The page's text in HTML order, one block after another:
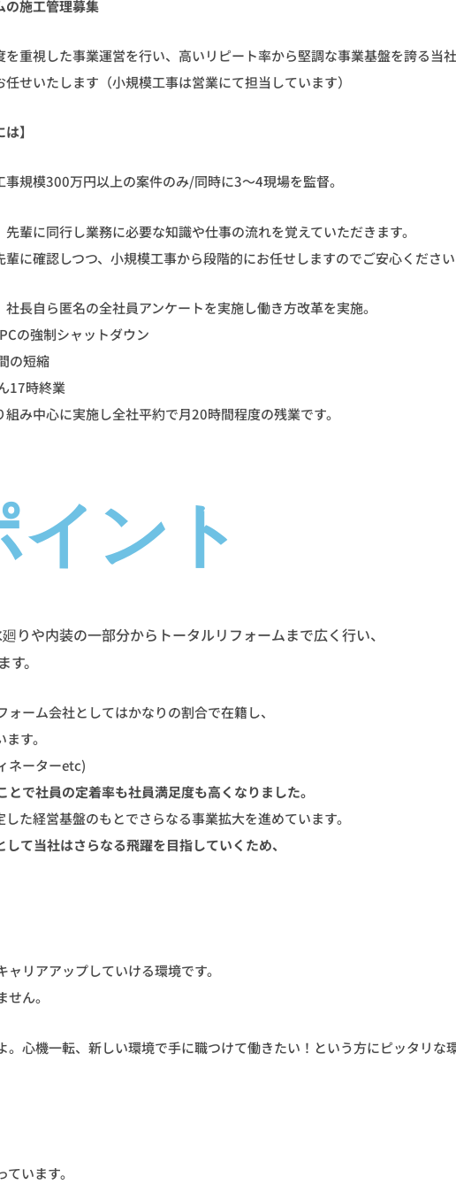
の施工管理募集
を重視した事業運営を行い、高いリピート率から堅調な事業基盤を誇る当
任せいたします（小規模工事は営業にて担当しています）
】
事規模300万円以上の案件のみ/同時に3～4現場を監督。
先輩に同行し業務に必要な知識や仕事の流れを覚えていただきます。
輩に確認しつつ、小規模工事から段階的にお任せしますのでご安心くださ
社長自ら匿名の全社員アンケートを実施し働き方改革を実施。
の強制シャットダウン
の短縮
17時終業
組み中心に実施し全社平約で月20時間程度の残業です。
ント
りや内装の一部分からトータルリフォームまで広く行い、
す。
ーム会社としてはかなりの割合で在籍し、
す。
ネーターetc)
で社員の定着率も社員満足度も高くなりました。
た経営基盤のもとでさらなる事業拡大を進めています。
て当社はさらなる飛躍を目指していくため、
リアアップしていける環境です。
ん。
心機一転、新しい環境で手に職つけて働きたい！という方にピッタリな環
います。